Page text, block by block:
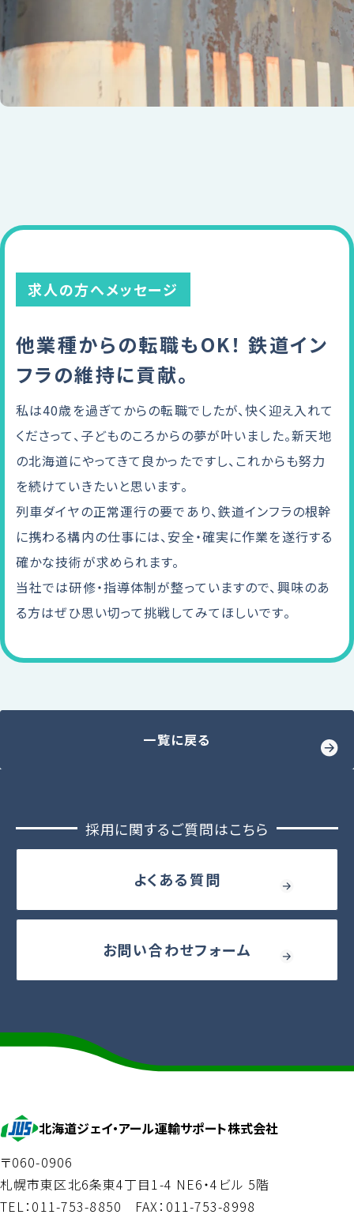
求人の方へメッセージ
他業種からの転職もOK！ 鉄道イン
フラの維持に貢献。
私は40歳を過ぎてからの転職でしたが、快く迎え入れて
くださって、子どものころからの夢が叶いました。新天地
の北海道にやってきて良かったですし、これからも努力
を続けていきたいと思います。
列車ダイヤの正常運行の要であり、鉄道インフラの根幹
に携わる構内の仕事には、安全・確実に作業を遂行する
確かな技術が求められます。
当社では研修・指導体制が整っていますので、興味のあ
る方はぜひ思い切って挑戦してみてほしいです。
一覧に戻る
採用に関するご質問はこちら
よくある質問
お問い合わせフォーム
北海道ジェイ・アール運輸サポート株式会社
〒060-0906
札幌市東区北6条東4丁目1-4 NE6・4ビル 5階
TEL：011-753-8850 FAX：011-753-8998